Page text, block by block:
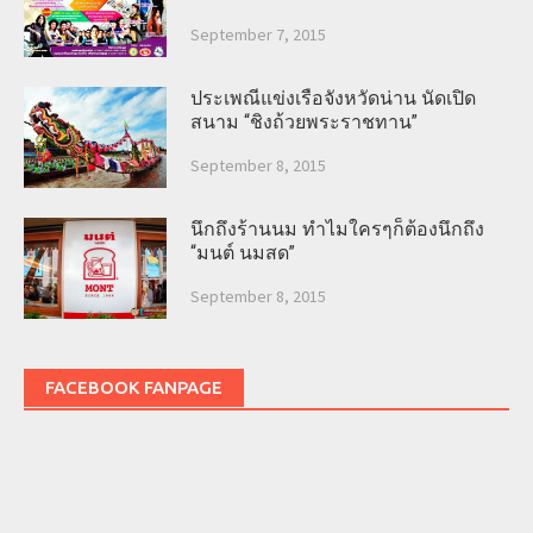
September 7, 2015
ประเพณีแข่งเรือจังหวัดน่าน นัดเปิด
สนาม “ชิงถ้วยพระราชทาน”
September 8, 2015
นึกถึงร้านนม ทำไมใครๆก็ต้องนึกถึง
“มนต์ นมสด”
September 8, 2015
FACEBOOK FANPAGE